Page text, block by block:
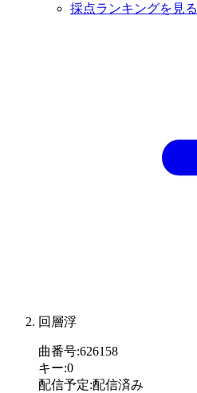
採点ランキングを見る
回層浮
曲番号:626158
キー:0
配信予定:配信済み